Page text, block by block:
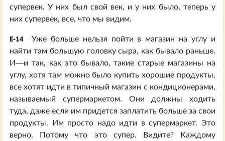
супервек. У них был свой век, и у них было, теперь у
них супервек, все, что мы видим.
E-14
Уже больше нельзя пойти в магазин на углу и
найти там большую головку сыра, как бывало раньше.
И—и так, как это бывало, такие старые магазины на
углу, хотя там можно было купить хорошие продукты,
все хотят идти в типичный магазин с кондиционерами,
называемый супермаркетом. Они должны ходить
туда, даже если им придется заплатить больше за свои
продукты. Им просто надо идти в супермаркет. Это
верно. Потому что это супер. Видите? Каждому